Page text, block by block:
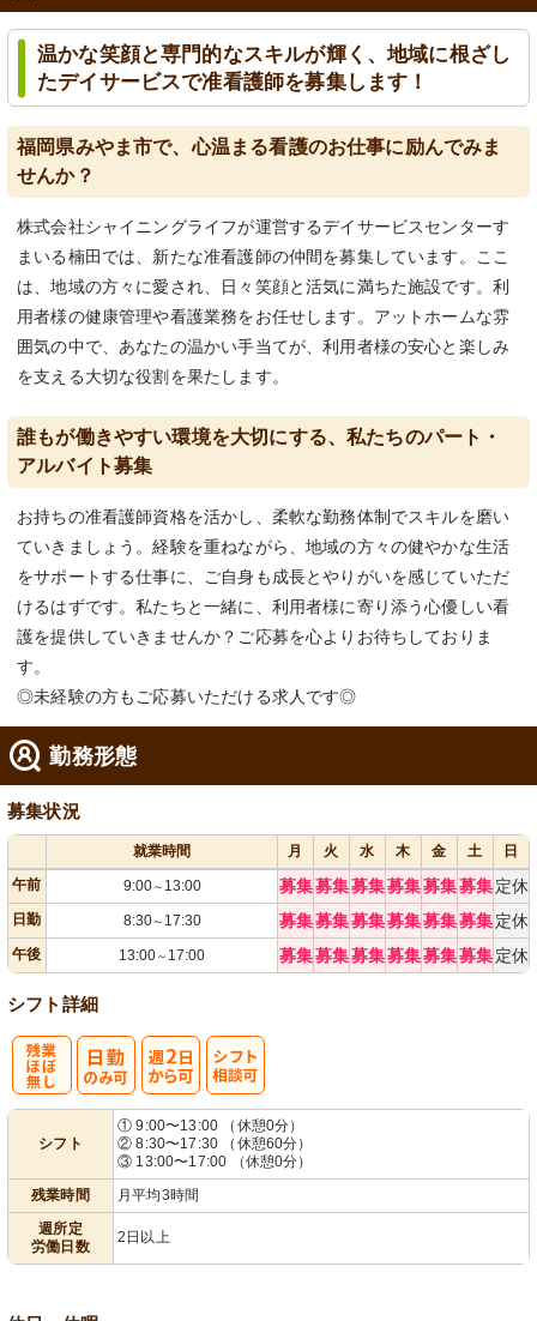
温かな笑顔と専門的なスキルが輝く、地域に根ざし
たデイサービスで准看護師を募集します！
福岡県みやま市で、心温まる看護のお仕事に励んでみま
せんか？
株式会社シャイニングライフが運営するデイサービスセンターす
まいる楠田では、新たな准看護師の仲間を募集しています。ここ
は、地域の方々に愛され、日々笑顔と活気に満ちた施設です。利
用者様の健康管理や看護業務をお任せします。アットホームな雰
囲気の中で、あなたの温かい手当てが、利用者様の安心と楽しみ
を支える大切な役割を果たします。
誰もが働きやすい環境を大切にする、私たちのパート・
アルバイト募集
お持ちの准看護師資格を活かし、柔軟な勤務体制でスキルを磨い
ていきましょう。経験を重ねながら、地域の方々の健やかな生活
をサポートする仕事に、ご自身も成長とやりがいを感じていただ
けるはずです。私たちと一緒に、利用者様に寄り添う心優しい看
護を提供していきませんか？ご応募を心よりお待ちしておりま
す。
◎未経験の方もご応募いただける求人です◎
勤務形態
募集状況
就業時間 月 火 水 木 金 土
日
午前
9:00～ 13:00 募集募集募集募集募集募集 定休
日勤 8:30～ 17:30 募集募集募集募集募集募集 定休
午後 13:00～ 17:00 募集募集募集募集募集募集 定休
シフト詳細
シフト
① 9:00〜13:00 （休憩0分）
② 8:30〜17:30 （休憩60分）
③ 13:00〜17:00 （休憩0分）
残業時間
月平均3時間
週所定
労働日数
2日以上